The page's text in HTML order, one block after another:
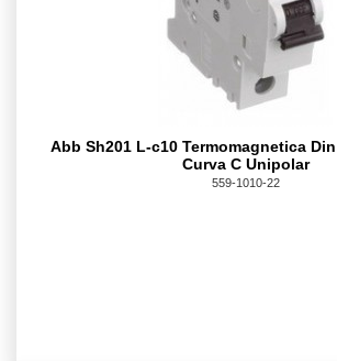
Abb Sh201 L-c10 Termomagnetica
Curva C Unipolar
559-1010-22